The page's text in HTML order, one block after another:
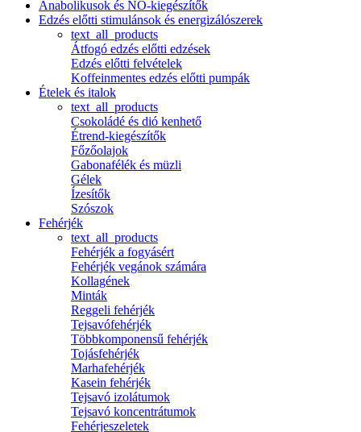
Anabolikusok és NO-kiegészítők
Edzés előtti stimulánsok és energizálószerek
text_all_products
Átfogó edzés előtti edzések
Edzés előtti felvételek
Koffeinmentes edzés előtti pumpák
Ételek és italok
text_all_products
Csokoládé és dió kenhető
Étrend-kiegészítők
Főzőolajok
Gabonafélék és müzli
Gélek
Ízesítők
Szószok
Fehérjék
text_all_products
Fehérjék a fogyásért
Fehérjék vegánok számára
Kollagének
Minták
Reggeli fehérjék
Tejsavófehérjék
Többkomponensű fehérjék
Tojásfehérjék
Marhafehérjék
Kasein fehérjék
Tejsavó izolátumok
Tejsavó koncentrátumok
Fehérjeszeletek